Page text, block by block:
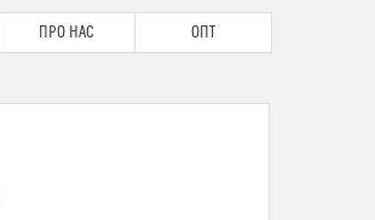
ПРО НАС ОПТ